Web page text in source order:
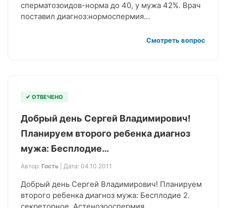
сперматозоидов-норма до 40, у мужа 42%. Врач
поставил диагноз:нормоспермия…
Смотреть вопрос
✔ ОТВЕЧЕНО
Добрый день Сергей Владимирович!
Планируем второго ребенка диагноз
мужа: Бесплодие…
Автор: Гость | Дата: 04.10.2011
Добрый день Сергей Владимирович! Планируем
второго ребенка диагноз мужа: Бесплодие 2.